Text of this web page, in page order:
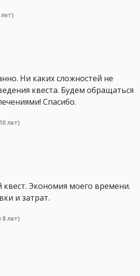
Ни каких сложностей не
квеста. Будем обращаться
Спасибо.
лет)
Экономия моего времени.
и затрат.
8 лет)